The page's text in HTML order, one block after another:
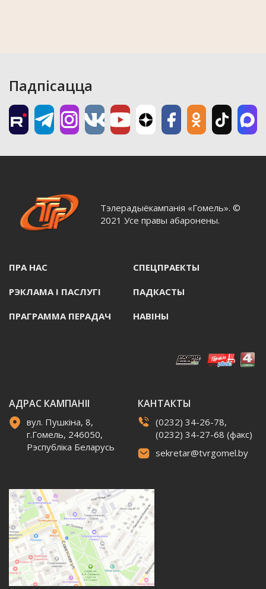
Падпісацца
Тэлерадыёкампанія «Гомель». ©
2021 Усе правы абаронены.
ПРА НАС СПЕЦПРАЕКТЫ
РЭКЛАМА I ПАСЛУГI ПАДКАСТЫ
ПРАГРАММА ПЕРАДАЧ НАВIНЫ
АДРАС КАМПАНІІ
вул. Пушкіна, 8,
г.Гомель, 246050,
Рэспубліка Беларусь
КАНТАКТЫ
(0232) 34-26-78,
(0232) 34-27-68 (факс)
sekretar@tvrgomel.by